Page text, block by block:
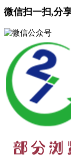
微信扫一扫,分